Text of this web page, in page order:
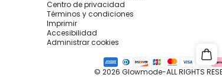
Centro de privacidad
Términos y condiciones
Imprimir
Accesibilidad
Administrar cookies
© 2026 Glowmode-ALL RIGHTS